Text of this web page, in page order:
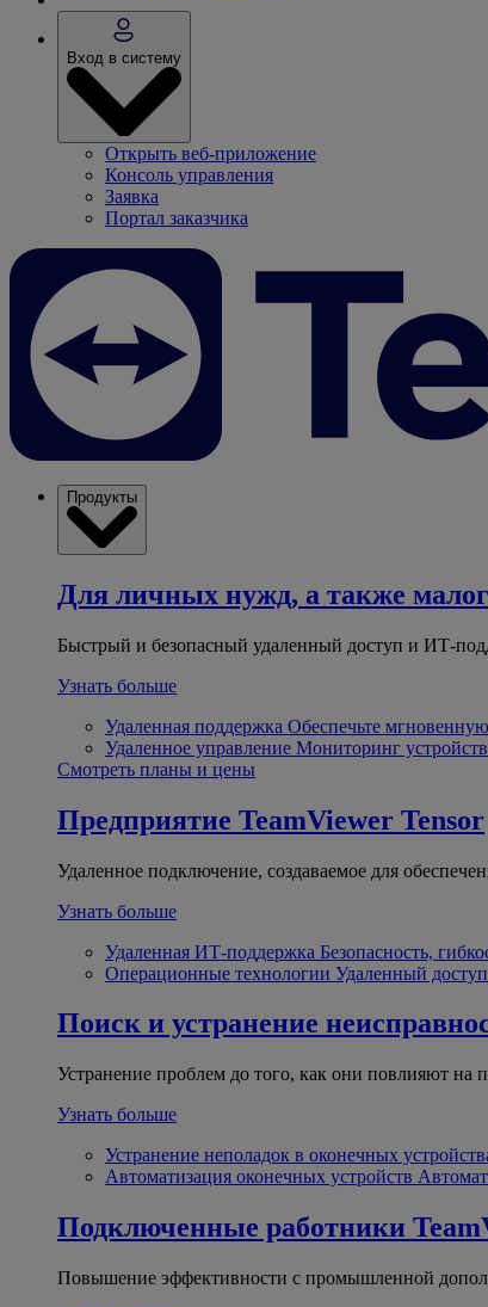
Вход в систему
Открыть веб-приложение
Консоль управления
Заявка
Портал заказчика
Продукты
Для личных нужд, а также
Быстрый и безопасный удаленный доступ и ИТ-
Узнать больше
Удаленная поддержка Обеспечьте
Удаленное управление Мониторинг
Смотреть планы и цены
Предприятие TeamViewer Tensor
Удаленное подключение, создаваемое для
Узнать больше
Удаленная ИТ-поддержка Безопасность,
Операционные технологии Удаленный
Поиск и устранение
Устранение проблем до того, как они повлияют на
Узнать больше
Устранение неполадок в оконечных
Автоматизация оконечных устройств
Подключенные работники
Повышение эффективности с промышленной